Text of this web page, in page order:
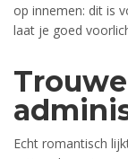
op innemen: dit is
laat je goed
Echt romantisch